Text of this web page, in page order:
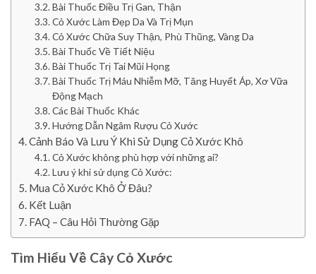
Bài Thuốc Điều Trị Gan, Thận
Cỏ Xước Làm Đẹp Da Và Trị Mụn
Cỏ Xước Chữa Suy Thận, Phù Thũng, Vàng Da
Bài Thuốc Về Tiết Niệu
Bài Thuốc Trị Tai Mũi Họng
Bài Thuốc Trị Máu Nhiễm Mỡ, Tăng Huyết Áp, Xơ Vữa
Động Mạch
Các Bài Thuốc Khác
Hướng Dẫn Ngâm Rượu Cỏ Xước
Cảnh Báo Và Lưu Ý Khi Sử Dụng Cỏ Xước Khô
Cỏ Xước không phù hợp với những ai?
Lưu ý khi sử dụng Cỏ Xước:
Mua Cỏ Xước Khô Ở Đâu?
Kết Luận
FAQ – Câu Hỏi Thường Gặp
Tìm Hiểu Về Cây Cỏ Xước